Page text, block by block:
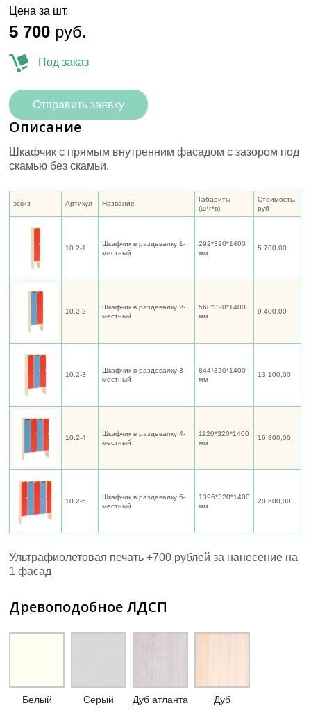
Цена за шт.
5 700 руб.
Под заказ
Отправить заявку
Описание
Шкафчик с прямым внутренним фасадом с зазором под
скамью без скамьи.
эскиз Артикул Название
Габариты
(ш*г*в)
Стоимость,
руб
10.2-1
Шкафчик в раздевалку 1-
местный
292*320*1400
мм
5 700,00
10.2-2
Шкафчик в раздевалку 2-
местный
568*320*1400
мм
9 400,00
10.2-3
Шкафчик в раздевалку 3-
местный
844*320*1400
мм
13 100,00
10.2-4
Шкафчик в раздевалку 4-
местный
1120*320*1400
мм
16 800,00
10.2-5
Шкафчик в раздевалку 5-
местный
1396*320*1400
мм
20 600,00
Ультрафиолетовая печать +700 рублей за нанесение на
1 фасад
Древоподобное ЛДСП
Белый Серый Дуб атланта Дуб